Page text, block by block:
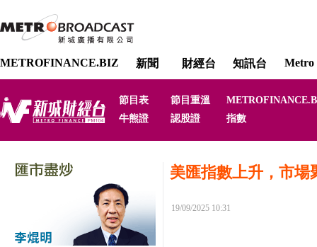
METROFINANCE.BIZ 新聞 財經台 知訊台 Metro
節目表 節目重溫
牛熊證
認股證 指數
美匯指數上升，市場
19/09/2025 10:31